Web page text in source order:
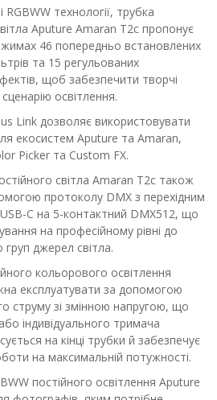
технології, трубка
Aputure Amaran T2c пропонує
46 попередньо встановлених
та 15 регульованих
щоб забезпечити творчі
освітлення.
Link дозволяє використовувати
екосистем Aputure та Amaran,
Picker та Custom FX.
світла Amaran T2c також
протоколу DMX з перехідним
C на 5-контактний DMX512, що
на професійному рівні до
джерел світла.
кольорового освітлення
експлуатувати за допомогою
струму зі змінною напругою, що
індивідуального тримача
на кінці трубки й забезпечує
на максимальній потужності.
постійного освітлення Aputure